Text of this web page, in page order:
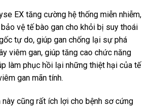
EX tăng cường hệ thống miễn nhiễm,
vệ tế bào gan cho khỏi bị suy thoái
tự do, giúp gan chống lại sự phá
viêm gan, giúp tăng cao chức năng
làm phục hồi lại những thiệt hại của tế
gan mãn tính.
cũng rất ích lợi cho bệnh sơ cứng